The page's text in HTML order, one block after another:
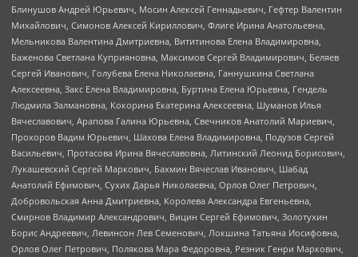
Блинушов Андрей Юрьевич, Мосин Алексей Геннадьевич, Гефтер Валентин
Михайлович, Симонов Алексей Кириллович, Флиге Ирина Анатольевна,
Мельникова Валентина Дмитриевна, Вититинова Елена Владимировна,
Баженова Светлана Куприяновна, Максимов Сергей Владимирович, Беляев
Сергей Иванович, Голубева Елена Николаевна, Ганнушкина Светлана
Алексеевна, Закс Елена Владимировна, Буртина Елена Юрьевна, Гендель
Людмила Залмановна, Кокорина Екатерина Алексеевна, Шуманов Илья
Вячеславович, Арапова Галина Юрьевна, Свечников Анатолий Мариевич,
Прохоров Вадим Юрьевич, Шахова Елена Владимировна, Подузов Сергей
Васильевич, Протасова Ирина Вячеславовна, Литинский Леонид Борисович,
Лукашевский Сергей Маркович, Бахмин Вячеслав Иванович, Шабад
Анатолий Ефимович, Сухих Дарья Николаевна, Орлов Олег Петрович,
Добровольская Анна Дмитриевна, Королева Александра Евгеньевна,
Смирнов Владимир Александрович, Вицин Сергей Ефимович, Золотухин
Борис Андреевич, Левинсон Лев Семенович, Локшина Татьяна Иосифовна,
Орлов Олег Петрович, Полякова Мара Федоровна, Резник Генри Маркович,